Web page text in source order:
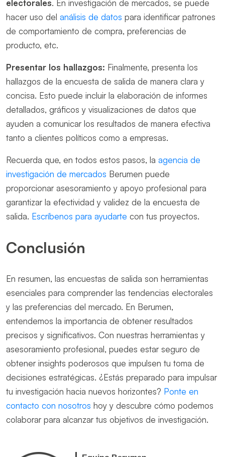
electorales. En investigación de mercados, se puede
hacer uso del análisis de datos para identificar patrones
de comportamiento de compra, preferencias de
producto, etc.
Presentar los hallazgos: Finalmente, presenta los
hallazgos de la encuesta de salida de manera clara y
concisa. Esto puede incluir la elaboración de informes
detallados, gráficos y visualizaciones de datos que
ayuden a comunicar los resultados de manera efectiva
tanto a clientes políticos como a empresas.
Recuerda que, en todos estos pasos, la agencia de
investigación de mercados Berumen puede
proporcionar asesoramiento y apoyo profesional para
garantizar la efectividad y validez de la encuesta de
salida. Escríbenos para ayudarte con tus proyectos.
Conclusión
En resumen, las encuestas de salida son herramientas
esenciales para comprender las tendencias electorales
y las preferencias del mercado. En Berumen,
entendemos la importancia de obtener resultados
precisos y significativos. Con nuestras herramientas y
asesoramiento profesional, puedes estar seguro de
obtener insights poderosos que impulsen tu toma de
decisiones estratégicas. ¿Estás preparado para impulsar
tu investigación hacia nuevos horizontes? Ponte en
contacto con nosotros hoy y descubre cómo podemos
colaborar para alcanzar tus objetivos de investigación.